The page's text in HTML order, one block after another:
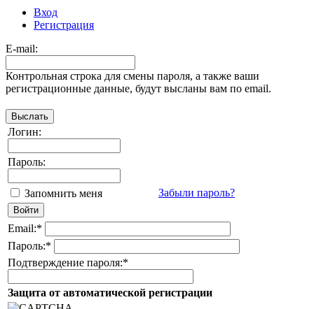
Вход
Регистрация
E-mail:
Контрольная строка для смены пароля, а также ваши
регистрационные данные, будут высланы вам по email.
Логин:
Пароль:
Запомнить меня Забыли пароль?
Email:*
Пароль:*
Подтверждение пароля:*
Защита от автоматической регистрации